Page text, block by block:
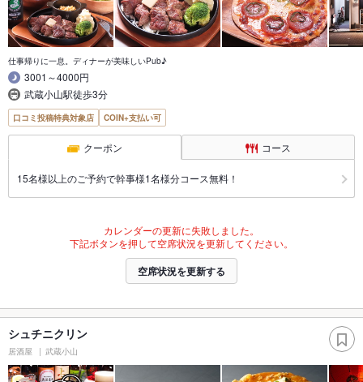
仕事帰りに一息。ディナーが美味しいPub♪
3001～4000円
武蔵小山駅徒歩3分
口コミ投稿特典対象店 COIN+支払い可
クーポン コース
15名様以上のご予約で幹事様1名様分コース無料！
カレンダーの更新に失敗しました。
下記ボタンを押して空席状況を更新してください。
空席状況を更新する
シュチニクリン
居酒屋 武蔵小山